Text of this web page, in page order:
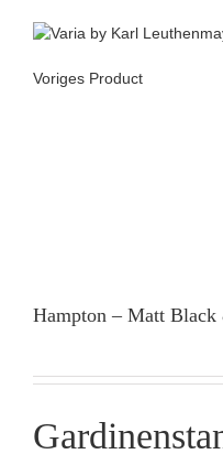
Voriges Product
Hampton – Matt